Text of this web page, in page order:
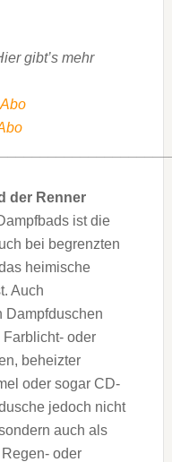
gibt’s mehr
der Renner
ist die
bei begrenzten
heimische
Auch
Dampfduschen
oder
beheizter
oder sogar CD-
jedoch nicht
auch als
oder